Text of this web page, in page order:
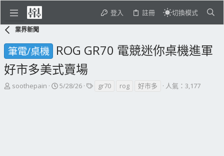
登入 註冊 切換模式
業界新聞
筆電/桌機 ROG GR70 電競迷你桌機進軍
好市多美式賣場
主
soothepain
開
5/28/26
標gr70 rog 好市多 人氣：3,177